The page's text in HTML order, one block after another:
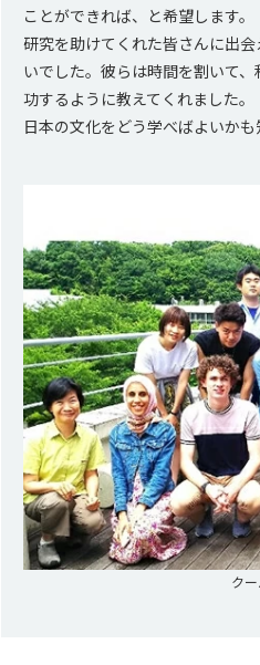
ことができれば、と希望します。
研究を助けてくれた皆さんに出
いでした。彼らは時間を割いて
功するように教えてくれました。
日本の文化をどう学べばよいかも
ク